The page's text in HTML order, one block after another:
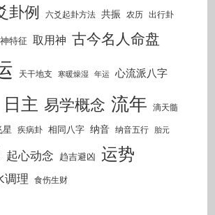
卦例 六爻起卦方法 共振 农历 出行卦
特征 取用神 古今名人命盘
天干地支 寒暖燥湿 年运 心流派八字
日主 易学概念 流年 滴天髓
星 疾病卦 相同八字 纳音 纳音五行 胎元
起心动念 趋吉避凶 运势
调理 食伤生财